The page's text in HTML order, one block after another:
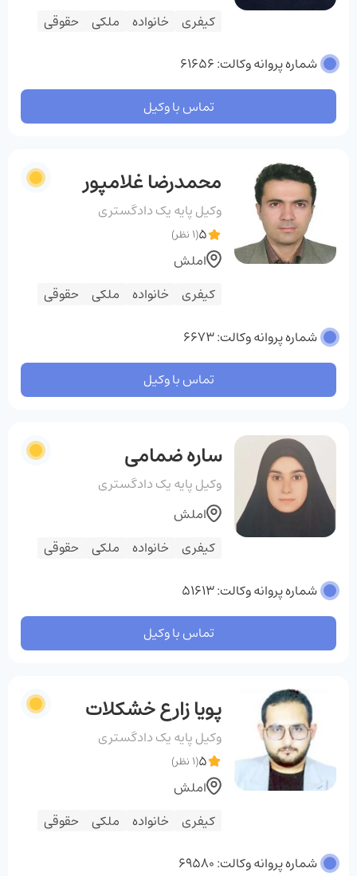
کیفری خانواده ملکی حقوقی
شماره پروانه وکالت: 61656
تماس با وکیل
محمدرضا غلامپور
وکیل پایه یک دادگستری
5(1 نظر)
کیفری خانواده ملکی حقوقی
املش
شماره پروانه وکالت: 6673
تماس با وکیل
ساره ضمامی
وکیل پایه یک دادگستری
کیفری خانواده ملکی حقوقی
املش
شماره پروانه وکالت: 51613
تماس با وکیل
پویا زارع خشکلات
وکیل پایه یک دادگستری
5(1 نظر)
کیفری خانواده ملکی حقوقی
املش
شماره پروانه وکالت: 69580